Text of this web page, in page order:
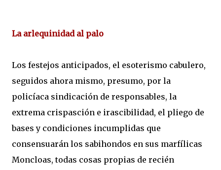
La arlequinidad al palo
Los festejos anticipados, el esoterismo cabulero,
seguidos ahora mismo, presumo, por la
policíaca sindicación de responsables, la
extrema crispasción e irascibilidad, el pliego de
bases y condiciones incumplidas que
consensuarán los sabihondos en sus marfílicas
Moncloas, todas cosas propias de recién